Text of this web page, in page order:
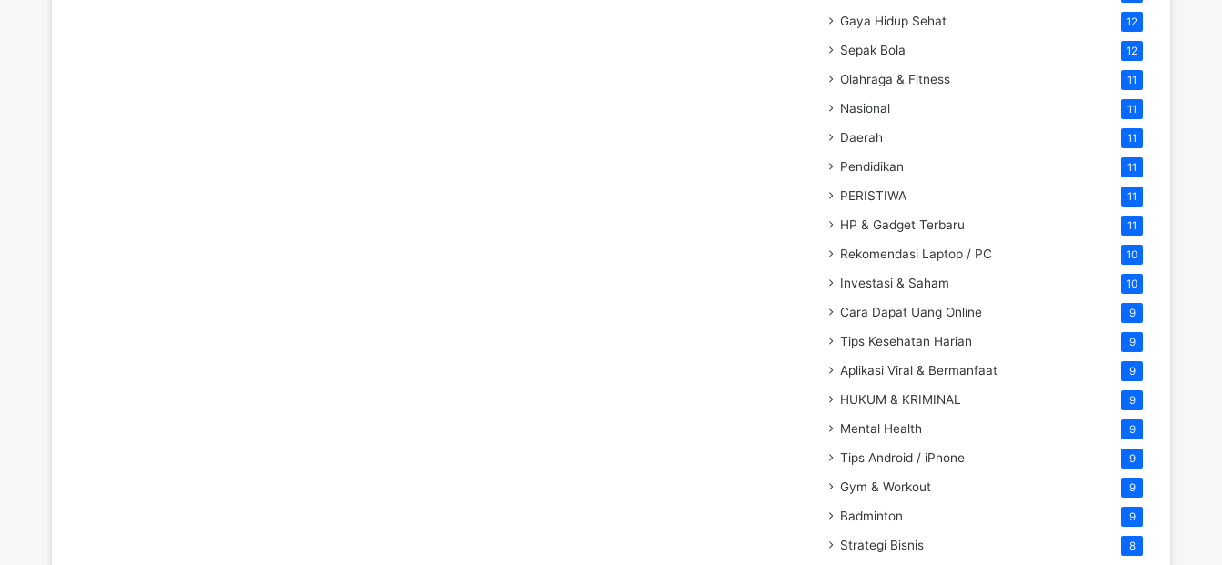
Gaya Hidup Sehat 12
Sepak Bola 12
Olahraga & Fitness 11
Nasional 11
Daerah 11
Pendidikan 11
PERISTIWA 11
HP & Gadget Terbaru 11
Rekomendasi Laptop / PC 10
Investasi & Saham 10
Cara Dapat Uang Online 9
Tips Kesehatan Harian 9
Aplikasi Viral & Bermanfaat 9
HUKUM & KRIMINAL 9
Mental Health 9
Tips Android / iPhone 9
Gym & Workout 9
Badminton 9
Strategi Bisnis 8